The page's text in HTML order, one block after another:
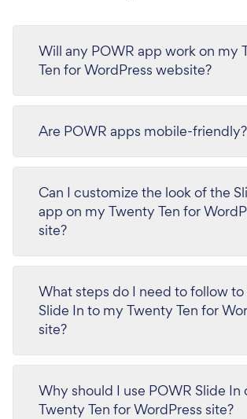
Will any POWR app work on my
Ten for WordPress website?
Are POWR apps mobile-friendly?
Can I customize the look of the
app on my Twenty Ten for
site?
What steps do I need to follow to
Slide In to my Twenty Ten for
site?
Why should I use POWR Slide In
Twenty Ten for WordPress site?